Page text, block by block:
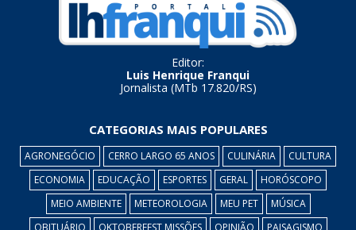
Editor:
Luis Henrique Franqui
Jornalista (MTb 17.820/RS)
CATEGORIAS MAIS POPULARES
AGRONEGÓCIO CERRO LARGO 65 ANOS CULINÁRIA
CULTURA
ECONOMIA
EDUCAÇÃO ESPORTES GERAL
HORÓSCOPO
MEIO AMBIENTE
METEOROLOGIA MEU PET
MÚSICA